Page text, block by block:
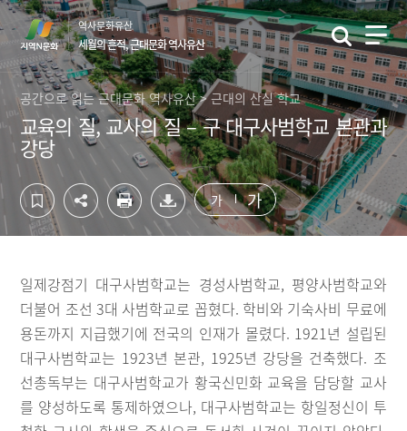
컨
텐
영
바
로
기
하
단
역
로
가
역사문화유산
세월의 흔적, 근대문화 역사유산
공간으로 읽는 근대문화 역사유산 > 근대의 산실 학교
교육의 질, 교사의 질 – 구 대구사범학교 본관과
강당
가 가
일제강점기 대구사범학교는 경성사범학교, 평양사범학교와
더불어 조선 3대 사범학교로 꼽혔다. 학비와 기숙사비 무료에
용돈까지 지급했기에 전국의 인재가 몰렸다. 1921년 설립된
대구사범학교는 1923년 본관, 1925년 강당을 건축했다. 조
선총독부는 대구사범학교가 황국신민화 교육을 담당할 교사
를 양성하도록 통제하였으나, 대구사범학교는 항일정신이 투